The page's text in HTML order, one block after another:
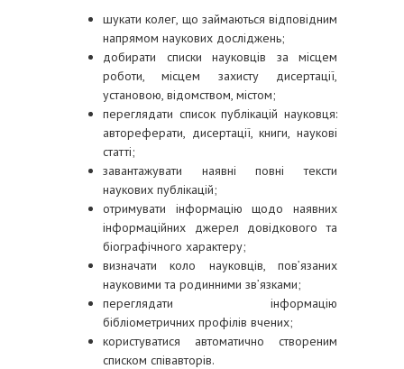
шукати колег, що займаються відповідним
напрямом наукових досліджень;
добирати списки науковців за місцем
роботи, місцем захисту дисертації,
установою, відомством, містом;
переглядати список публікацій науковця:
автореферати, дисертації, книги, наукові
статті;
завантажувати наявні повні тексти
наукових публікацій;
отримувати інформацію щодо наявних
інформаційних джерел довідкового та
біографічного характеру;
визначати коло науковців, пов’язаних
науковими та родинними зв’язками;
переглядати інформацію
бібліометричних профілів вчених;
користуватися автоматично створеним
списком співавторів.